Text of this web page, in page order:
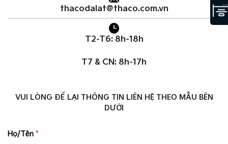
thacodalat@thaco.com.vn
T2-T6: 8h-18h
T7 & CN: 8h-17h
VUI LÒNG ĐỂ LẠI THÔNG TIN LIÊN HỆ THEO MẪU BÊN
DƯỚI
Họ/Tên *